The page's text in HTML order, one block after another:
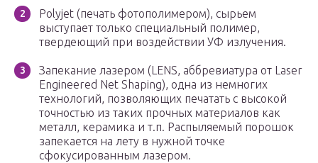
Polyjet (печать фотополимером), сырьем
выступает только специальный полимер,
твердеющий при воздействии УФ излучения.
Запекание лазером (LENS, аббревиатура от Laser
Engineered Net Shaping), одна из немногих
технологий, позволяющих печатать с высокой
точностью из таких прочных материалов как
металл, керамика и т.п. Распыляемый порошок
запекается на лету в нужной точке
сфокусированным лазером.